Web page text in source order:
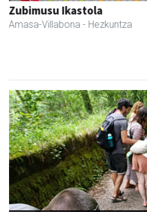
Amane
Amasa-Villabona - Arropa-dendak